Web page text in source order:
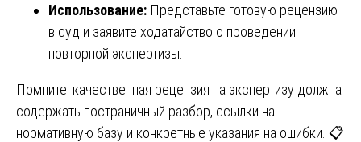
Использование: Представьте готовую рецензию
в суд и заявите ходатайство о проведении
повторной экспертизы.
Помните: качественная рецензия на экспертизу должна
содержать постраничный разбор, ссылки на
нормативную базу и конкретные указания на ошибки. 📋